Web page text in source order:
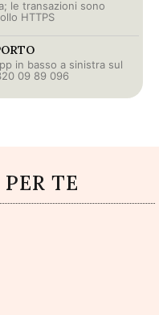
le transazioni sono
HTTPS
in basso a sinistra sul
09 89 096
TE